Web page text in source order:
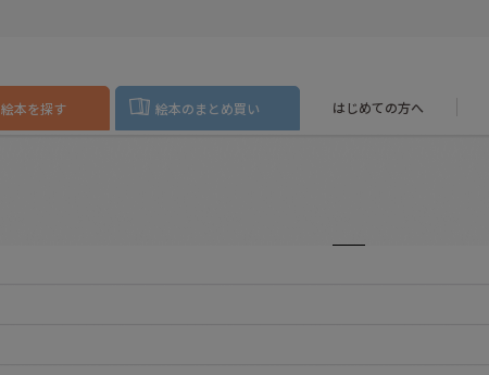
絵本を探す 絵本のまとめ買い はじめての方へ